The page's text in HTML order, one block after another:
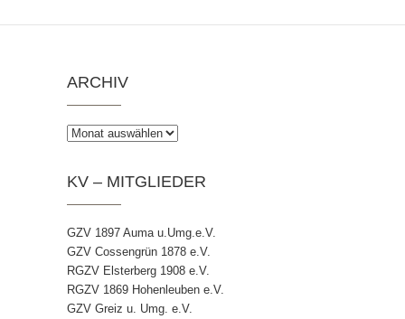
ARCHIV
Archiv
KV – MITGLIEDER
GZV 1897 Auma u.Umg.e.V.
GZV Cossengrün 1878 e.V.
RGZV Elsterberg 1908 e.V.
RGZV 1869 Hohenleuben e.V.
GZV Greiz u. Umg. e.V.